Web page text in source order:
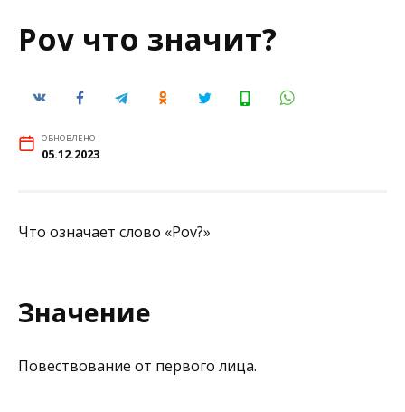
Pov что значит?
ОБНОВЛЕНО
05.12.2023
Что означает слово «Pov?»
Значение
Повествование от первого лица.